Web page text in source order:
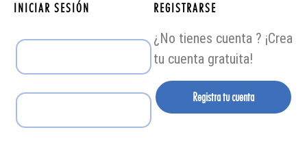
INICIAR SESIÓN REGISTRARSE
¿No tienes cuenta ? ¡Crea
tu cuenta gratuita!
Registra tu cuenta